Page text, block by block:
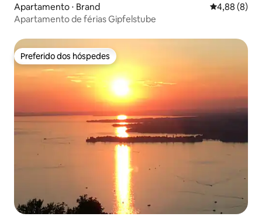
Apartamento ⋅ Brand 4,88 de uma
4,88 (8)
Apartamento de férias Gipfelstube
Preferido dos hóspedes
Preferido dos hóspedes